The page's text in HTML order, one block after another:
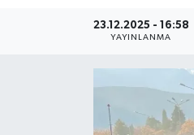
23.12.2025 - 16:58
YAYINLANMA
Son Dakika Haberleri